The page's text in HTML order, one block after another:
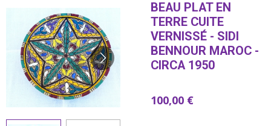
BEAU PLAT EN
TERRE CUITE
VERNISSÉ - SIDI
BENNOUR MAROC -
CIRCA 1950
100,00 €